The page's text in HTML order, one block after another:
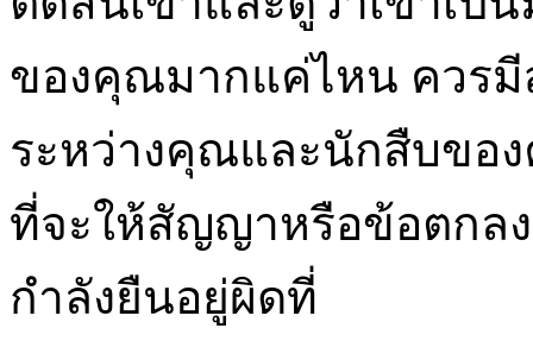
ของคุณมากแค่ไหน ควร
ระหว่างคุณและนักสืบขอ
ที่จะให้สัญญาหรือข้อตกล
กำลังยืนอยู่ผิดที่